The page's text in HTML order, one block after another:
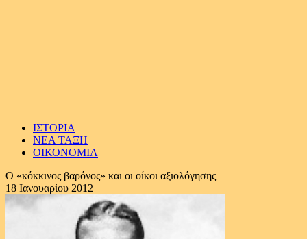
ΙΣΤΟΡΙΑ
ΝΕΑ ΤΑΞΗ
ΟΙΚΟΝΟΜΙΑ
Ο «κόκκινος βαρόνος» και οι οίκοι αξιολόγησης
18 Ιανουαρίου 2012